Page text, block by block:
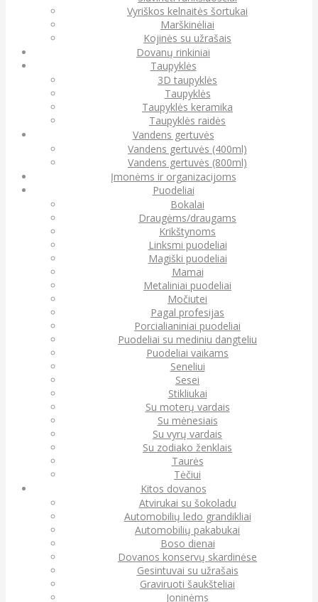
Vyriškos kelnaitės šortukai
Marškinėliai
Kojinės su užrašais
Dovanų rinkiniai
Taupyklės
3D taupyklės
Taupyklės
Taupyklės keramika
Taupyklės raidės
Vandens gertuvės
Vandens gertuvės (400ml)
Vandens gertuvės (800ml)
Įmonėms ir organizacijoms
Puodeliai
Bokalai
Draugėms/draugams
Krikštynoms
Linksmi puodeliai
Magiški puodeliai
Mamai
Metaliniai puodeliai
Močiutei
Pagal profesijas
Porcialianiniai puodeliai
Puodeliai su mediniu dangteliu
Puodeliai vaikams
Seneliui
Sesei
Stikliukai
Su moterų vardais
Su mėnesiais
Su vyrų vardais
Su zodiako ženklais
Taurės
Tėčiui
Kitos dovanos
Atvirukai su šokoladu
Automobilių ledo grandikliai
Automobilių pakabukai
Boso dienai
Dovanos konservų skardinėse
Gesintuvai su užrašais
Graviruoti šaukšteliai
Joninėms